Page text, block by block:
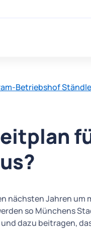
Betriebshof
nächsten Jahren um
so Münchens
dazu beitragen,